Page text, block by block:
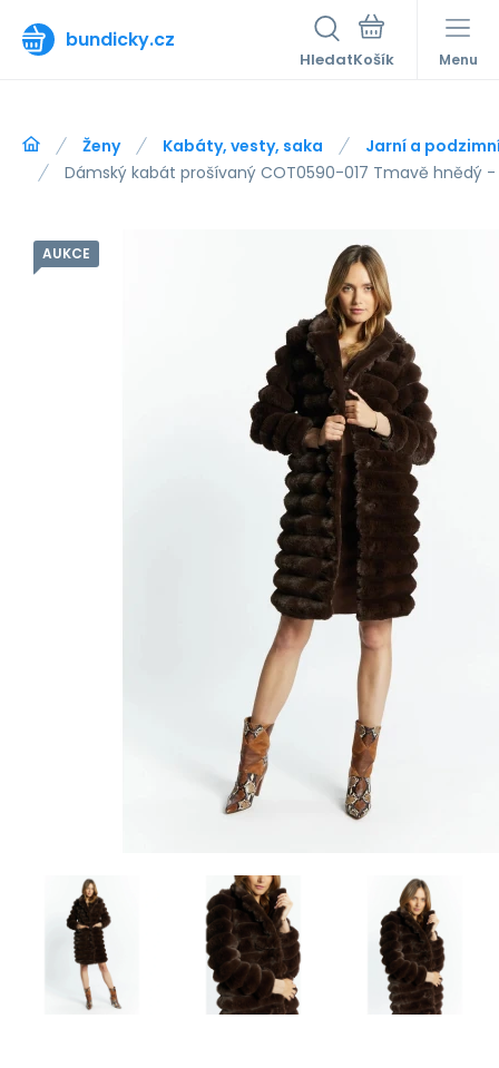
bundicky.cz
Hledat Menu
Ženy Kabáty, vesty, saka
Jarní a
Dámský kabát prošívaný COT0590-017 Tmavě hnědý
AUKCE